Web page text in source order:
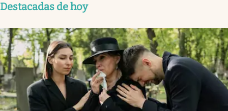
Destacadas de hoy